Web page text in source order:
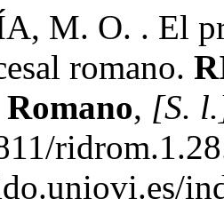
M. O. . El
romano.
, [S.